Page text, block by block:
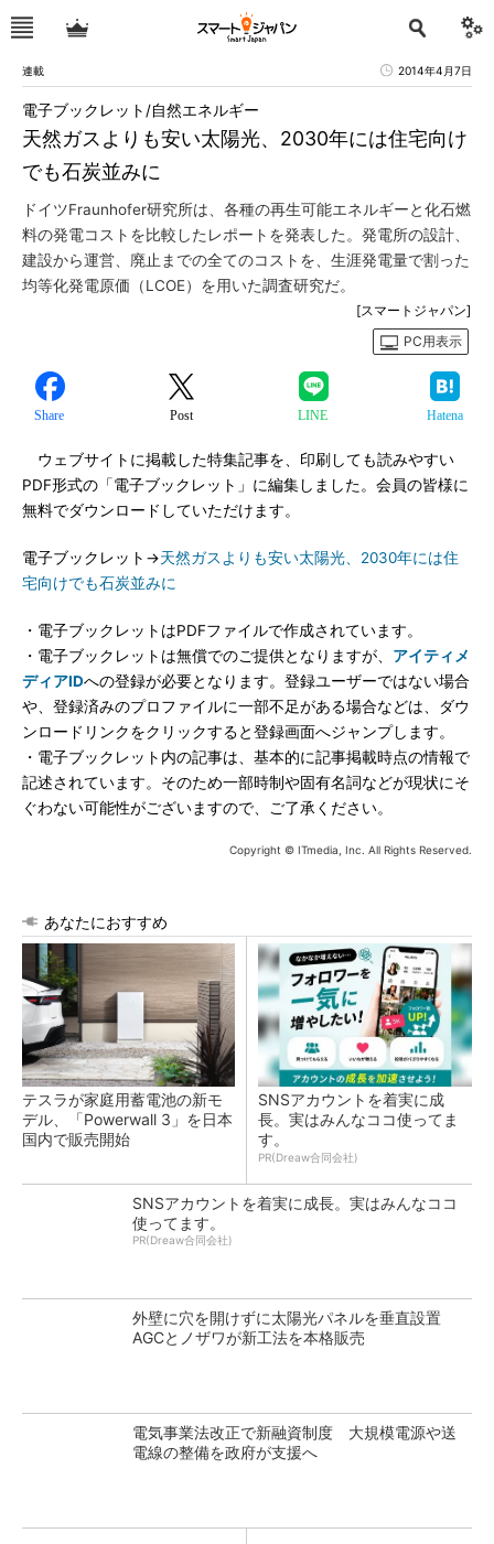
連載 2014年4月7日
天然ガスよりも安い太陽光、2030年には住宅向け
でも石炭並みに
電子ブックレット/自然エネルギー
ドイツFraunhofer研究所は、各種の再生可能エネルギーと化石燃
料の発電コストを比較したレポートを発表した。発電所の設計、
建設から運営、廃止までの全てのコストを、生涯発電量で割った
均等化発電原価（LCOE）を用いた調査研究だ。
[スマートジャパン]
PC用表示
Share Post LINE Hatena
ウェブサイトに掲載した特集記事を、印刷しても読みやすい
PDF形式の「電子ブックレット」に編集しました。会員の皆様に
無料でダウンロードしていただけます。
電子ブックレット→天然ガスよりも安い太陽光、2030年には住
宅向けでも石炭並みに
・電子ブックレットはPDFファイルで作成されています。
・電子ブックレットは無償でのご提供となりますが、 アイティメ
ディアIDへの登録が必要となります。登録ユーザーではない場合
や、登録済みのプロファイルに一部不足がある場合などは、ダウ
ンロードリンクをクリックすると登録画面へジャンプします。
・電子ブックレット内の記事は、基本的に記事掲載時点の情報で
記述されています。そのため一部時制や固有名詞などが現状にそ
ぐわない可能性がございますので、ご了承ください。
Copyright © ITmedia, Inc. All Rights Reserved.
あなたにおすすめ
テスラが家庭用蓄電池の新モ
デル、「Powerwall 3」を日本
国内で販売開始
SNSアカウントを着実に成
長。実はみんなココ使ってま
す。
PR(Dreaw合同会社)
SNSアカウントを着実に成長。実はみんなココ
使ってます。
PR(Dreaw合同会社)
外壁に穴を開けずに太陽光パネルを垂直設置
AGCとノザワが新工法を本格販売
電気事業法改正で新融資制度 大規模電源や送
電線の整備を政府が支援へ